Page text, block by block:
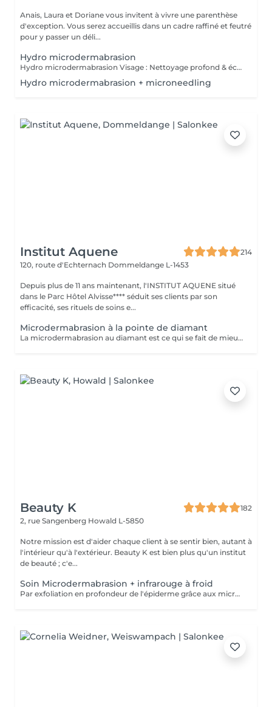
Anais, Laura et Doriane vous invitent à vivre une parenthèse
d'exception. Vous serez accueillis dans un cadre raffiné et feutré
pour y passer un déli...
Hydro microdermabrasion
Hydro microdermabrasion Visage : Nettoyage profond & éclat instantané L'hydro microdermabrasion est un soin visage complet et non invasif qui combine une exfoliation douce à l'aide d'un embout à microdermabrasion avec l'infusion de sérums actifs. Ce traitement agit en profondeur pour nettoyer, hydrater et revitaliser la peau en une seule séance. Contre-indications - Femmes enceintes ou allaitement - Pas d'exposition solaire 48h avant et après soin - Traitements lourds : chimio (attendre 1 an) et antibiotiques ou Roaccutane (attendre 6 mois) - Allergie aux acides de fruits, fruits à coques ou aspirine - Dermabrasions médicales - injection de botox ou acide hyaluronique (attendre 1 mois) - Prise d'anticoagulant, anti-inflammatoire sur le long terme - Maladie auto-immune - Cicatrices chéloïdes
Hydro microdermabrasion + microneedling
Institut Aquene
214
120, route d'Echternach Dommeldange L-1453
Depuis plus de 11 ans maintenant, l'INSTITUT AQUENE situé
dans le Parc Hôtel Alvisse**** séduit ses clients par son
efficacité, ses rituels de soins e...
Microdermabrasion à la pointe de diamant
La microdermabrasion au diamant est ce qui se fait de mieux en matière de peeling. C'est un appareil innovateur, combinant 2 actions: polissante des cristaux de diamant qui enlève les cellules mortes. nettoyante qui stimule la croissance des cellules nouvelles ainsi que la production de collagène et d'élastine. Ce soin du visage a pour but d'exfolier la peau, d'en améliorer la texture et de procurer un teint lumineux. En cure allant de 5 à 8 séances en fonction de votre peau, vous pouvez atténuer les tâches, et même les cicatrises dû à l'acné par exemple. Vous pouvez inclure la microdermabrasion dans votre rendez-vous soin visage pour un supplément de 35€, les effets n'en seront que décupler. EXCEPTÉ POUR LE SOIN RÉVOLUTION
Beauty K
182
2, rue Sangenberg Howald L-5850
Notre mission est d'aider chaque client à se sentir bien, autant à
l'intérieur qu'à l'extérieur. Beauty K est bien plus qu'un institut
de beauté ; c'e...
Soin Microdermabrasion + infrarouge à froid
Par exfoliation en profondeur de l'épiderme grâce aux micro-cristaux, ce soin permet de nettoyer et de réduire: les taches pigmentaires et/ou certaines imperfections de la peau, resserrer les pores, atténuer rides, ridules et les cicatrices d'acné. Le soin s'accompagne de l'utilisation de LED afin de faire pénétrer en profondeur l'acide hyaluronique ou principes actifs.